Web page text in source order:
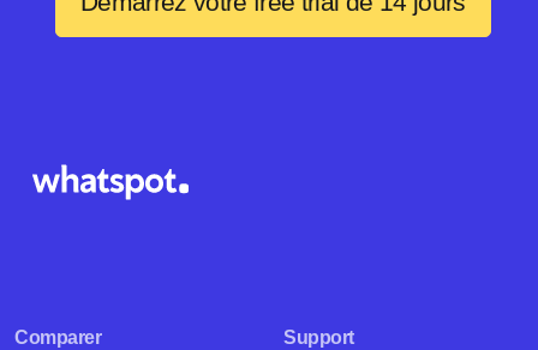
Comparer Support